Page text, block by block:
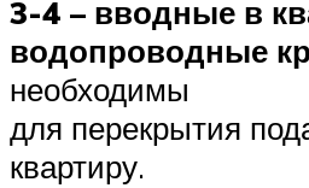
3-4 – вводные в
водопроводные
необходимы
для перекрытия
квартиру.